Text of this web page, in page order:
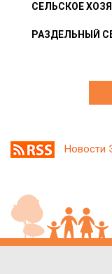
СЕЛЬСКОЕ
РАЗДЕЛЬНЫЙ